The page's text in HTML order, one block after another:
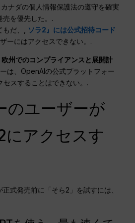
ナダの個人情報保護法の遵守を確実
売を優先した。.
だ、, ソラ2』には公式招待コード
ーにはアクセスできない。.
欧州でのコンプライアンスと展開計
ーは、OpenAIの公式プラットフォー
セスすることはできない。.
のユーザーが
にアクセスす
式発売前に「そら2」を試すには、